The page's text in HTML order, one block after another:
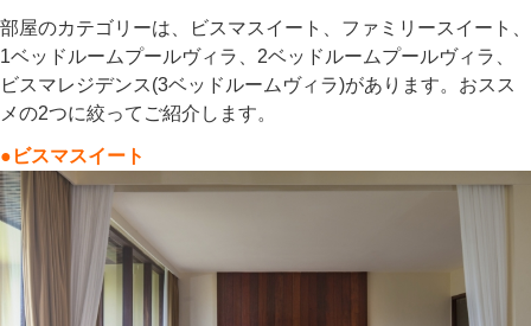
部屋のカテゴリーは、ビスマスイート、ファミリースイート、
1ベッドルームプールヴィラ、2ベッドルームプールヴィラ、
ビスマレジデンス(3ベッドルームヴィラ)があります。おスス
メの2つに絞ってご紹介します。
●ビスマスイート